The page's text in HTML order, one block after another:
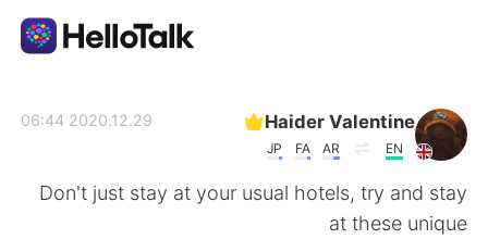
Haider Valentine
EN
AR
FA
JP
2020.12.29 06:44
Don't just stay at your usual hotels, try and stay
at these unique